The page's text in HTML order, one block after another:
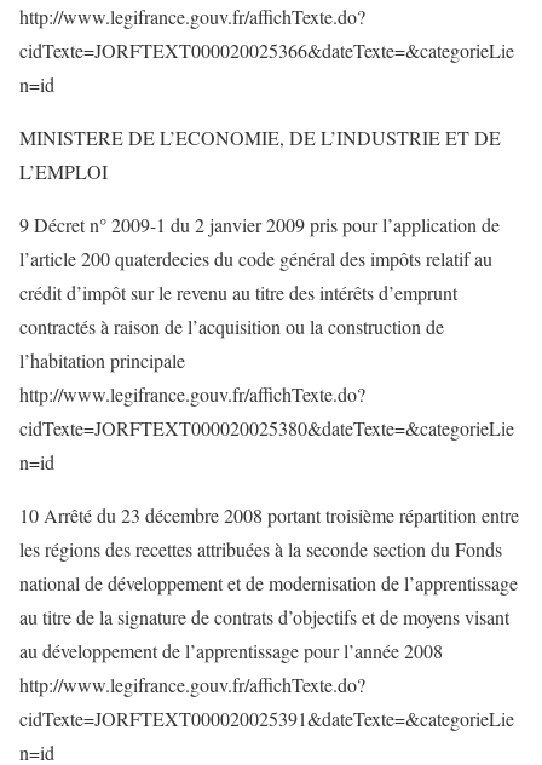
http://www.legifrance.gouv.fr/affichTexte.do?
cidTexte=JORFTEXT000020025366&dateTexte=&categorieLie
n=id
MINISTERE DE L’ECONOMIE, DE L’INDUSTRIE ET DE
L’EMPLOI
9 Décret n° 2009-1 du 2 janvier 2009 pris pour l’application de
l’article 200 quaterdecies du code général des impôts relatif au
crédit d’impôt sur le revenu au titre des intérêts d’emprunt
contractés à raison de l’acquisition ou la construction de
l’habitation principale
http://www.legifrance.gouv.fr/affichTexte.do?
cidTexte=JORFTEXT000020025380&dateTexte=&categorieLie
n=id
10 Arrêté du 23 décembre 2008 portant troisième répartition entre
les régions des recettes attribuées à la seconde section du Fonds
national de développement et de modernisation de l’apprentissage
au titre de la signature de contrats d’objectifs et de moyens visant
au développement de l’apprentissage pour l’année 2008
http://www.legifrance.gouv.fr/affichTexte.do?
cidTexte=JORFTEXT000020025391&dateTexte=&categorieLie
n=id